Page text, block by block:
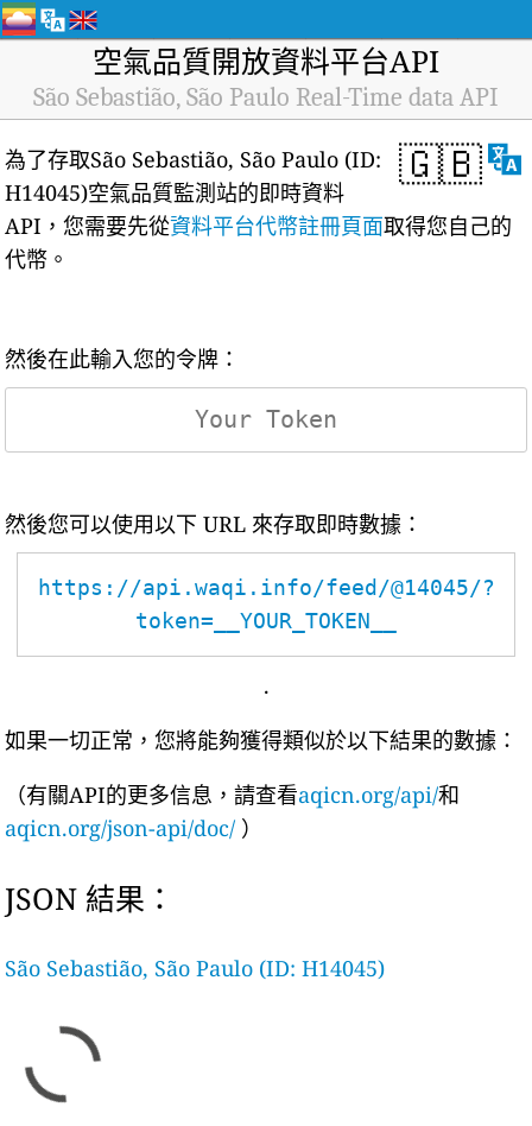
空氣品質開放資料平台API
São Sebastião, São Paulo Real-Time data API
🇬🇧
為了存取São Sebastião, São Paulo (ID:
H14045)空氣品質監測站的即時資料
API，您需要先從資料平台代幣註冊頁面取得您自己的
代幣。
然後在此輸入您的令牌：
然後您可以使用以下 URL 來存取即時數據：
https://api.waqi.info/feed/@14045/?
token=__YOUR_TOKEN__
.
如果一切正常，您將能夠獲得類似於以下結果的數據：
（有關API的更多信息，請查看aqicn.org/api/和
aqicn.org/json-api/doc/ ）
JSON 結果：
São Sebastião, São Paulo (ID: H14045)